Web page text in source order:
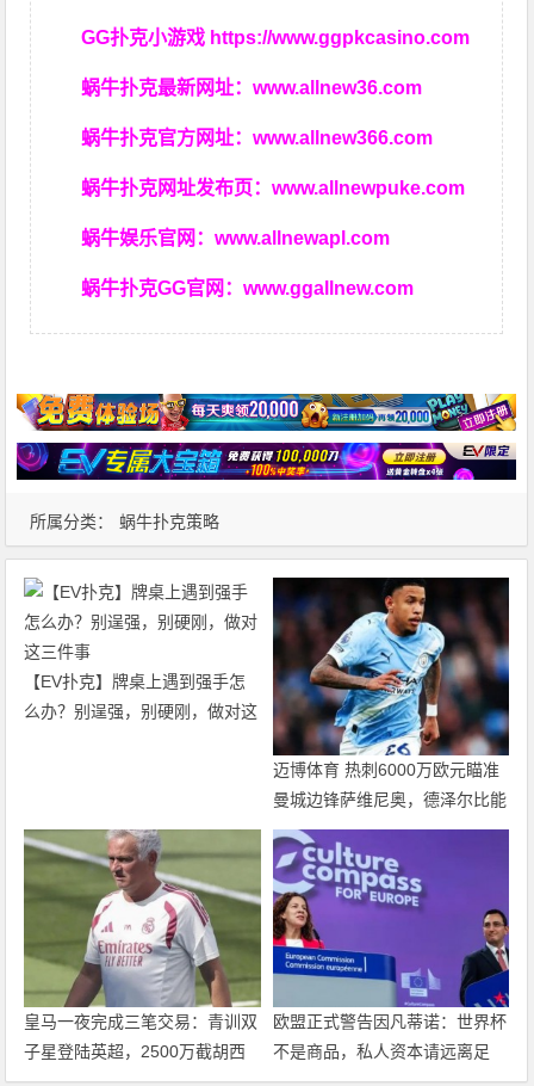
所属分类： 蜗牛扑克策略
GG扑克小游戏 https://www.ggpkcasino.com
蜗牛扑克最新网址：www.allnew36.com
蜗牛扑克官方网址：www.allnew366.com
蜗牛扑克网址发布页：www.allnewpuke.com
蜗牛娱乐官网：www.allnewapl.com
蜗牛扑克GG官网：www.ggallnew.com
【EV扑克】牌桌上遇到强手怎
么办？别逞强，别硬刚，做对这
迈博体育 热刺6000万欧元瞄准
曼城边锋萨维尼奥，德泽尔比能
否激活昔日西甲突破王？
皇马一夜完成三笔交易：青训双
子星登陆英超，2500万截胡西
甲锋霸，大发体育助力你的致富
欧盟正式警告因凡蒂诺：世界杯
不是商品，私人资本请远离足
球，大发体育助力你的致富之